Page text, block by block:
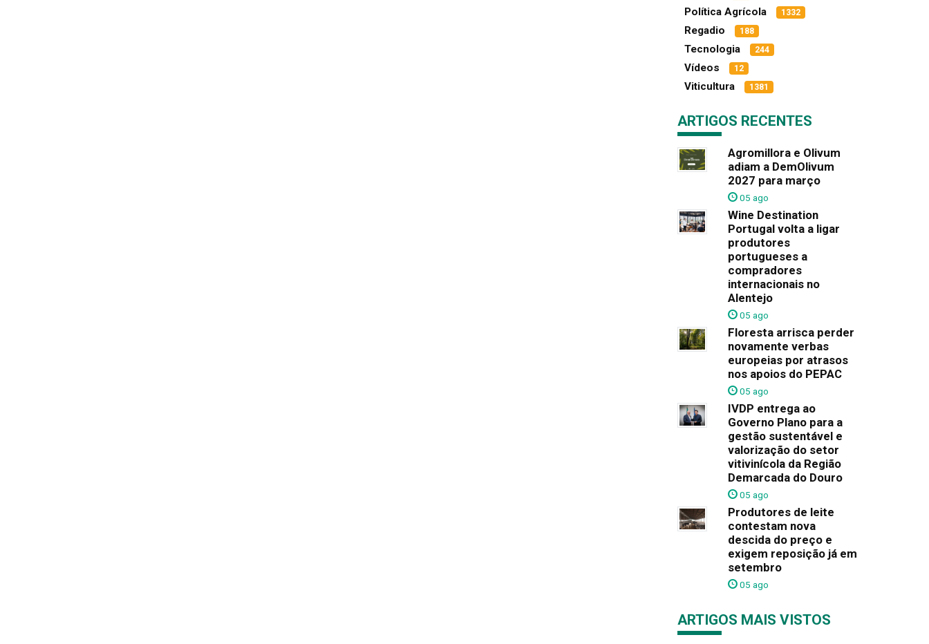
Política Agrícola 1332
Regadio 188
Tecnologia 244
Vídeos 12
Viticultura 1381
ARTIGOS RECENTES
Agromillora e Olivum
adiam a DemOlivum
2027 para março
05 ago
Wine Destination
Portugal volta a ligar
produtores
portugueses a
compradores
internacionais no
Alentejo
05 ago
Floresta arrisca perder
novamente verbas
europeias por atrasos
nos apoios do PEPAC
05 ago
IVDP entrega ao
Governo Plano para a
gestão sustentável e
valorização do setor
vitivinícola da Região
Demarcada do Douro
05 ago
Produtores de leite
contestam nova
descida do preço e
exigem reposição já em
setembro
05 ago
ARTIGOS MAIS VISTOS